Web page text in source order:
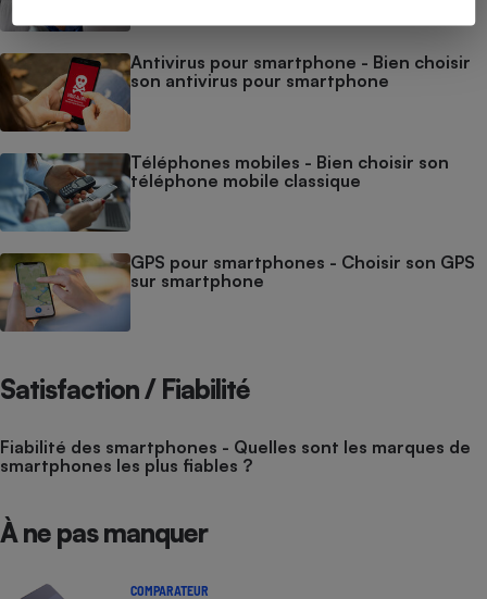
Antivirus pour smartphone - Bien choisir
son antivirus pour smartphone
Téléphones mobiles - Bien choisir son
téléphone mobile classique
GPS pour smartphones - Choisir son GPS
sur smartphone
Satisfaction / Fiabilité
Fiabilité des smartphones - Quelles sont les marques de
smartphones les plus fiables ?
À ne pas manquer
COMPARATEUR